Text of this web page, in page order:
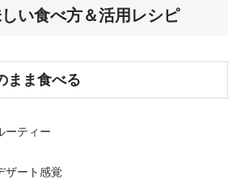
い食べ方＆活用レシピ
まま食べる
ーティー
ザート感覚